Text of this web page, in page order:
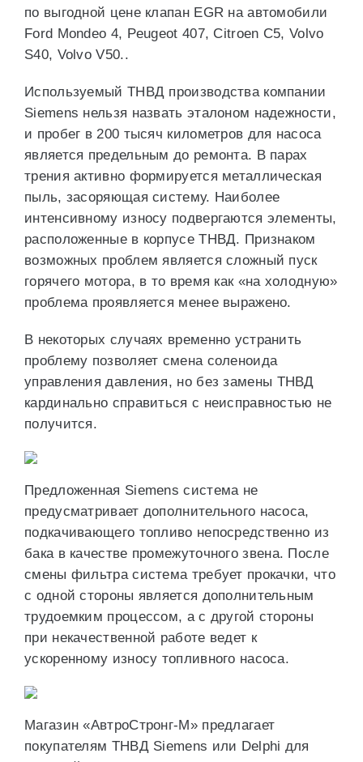
по выгодной цене клапан EGR на автомобили
Ford Mondeo 4, Peugeot 407, Citroen C5, Volvo
S40, Volvo V50..
Используемый ТНВД производства компании
Siemens нельзя назвать эталоном надежности,
и пробег в 200 тысяч километров для насоса
является предельным до ремонта. В парах
трения активно формируется металлическая
пыль, засоряющая систему. Наиболее
интенсивному износу подвергаются элементы,
расположенные в корпусе ТНВД. Признаком
возможных проблем является сложный пуск
горячего мотора, в то время как «на холодную»
проблема проявляется менее выражено.
В некоторых случаях временно устранить
проблему позволяет смена соленоида
управления давления, но без замены ТНВД
кардинально справиться с неисправностью не
получится.
Предложенная Siemens система не
предусматривает дополнительного насоса,
подкачивающего топливо непосредственно из
бака в качестве промежуточного звена. После
смены фильтра система требует прокачки, что
с одной стороны является дополнительным
трудоемким процессом, а с другой стороны
при некачественной работе ведет к
ускоренному износу топливного насоса.
Магазин «АвтроСтронг-М» предлагает
покупателям ТНВД Siemens или Delphi для